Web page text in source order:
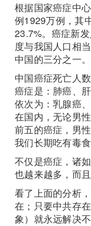
根据国家癌症中
例1929万例，其
23.7%。癌症新
度与我国人口相
中国的三分之一。
中国癌症死亡人
癌症是：肺癌、
依次为：乳腺癌
在国内，无论男
前五的癌症，男
我们长期吃有毒
不仅是癌症，诸
也越来越多，而
看了上面的分析
在；只要中共存
象）就永远解决不